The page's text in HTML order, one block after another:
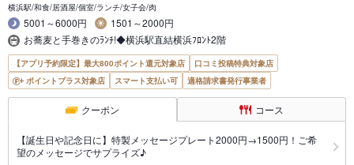
横浜駅/和食/居酒屋/個室/ランチ/女子会/肉
5001～6000円
1501～2000円
お蕎麦と手巻きのﾗﾝﾁ!◆横浜駅直結横浜ﾌﾛﾝﾄ2階
【アプリ予約限定】最大800ポイント還元対象店
口コミ投稿特典対象店
ポイントプラス対象店
スマート支払い可 適格請求書発行事業者
クーポン コース
【誕生日や記念日に】特製メッセージプレート2000円→1500円！ご希
望のメッセージでサプライズ♪